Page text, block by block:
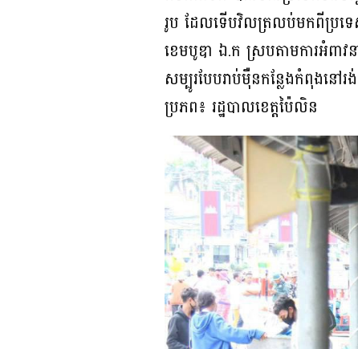
រូប ដែលទើបវិលត្រលប់មកពីប្រទ
ខេមបូឌា ឯ.ក ស្របតាមការអំពាវន
សម្បូរបែបរាប់ម៉ឺនកន្លែងកំពុងនៅរ
ប្រភព៖ រដ្ឋបាលខេត្តប៉ៃលិន